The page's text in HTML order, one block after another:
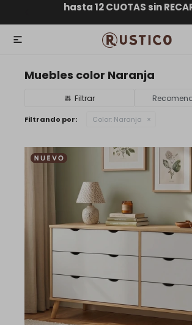
ENVÍOS A TODO EL PAÍS
GARANTÍA DE
hasta 12 CUOTAS sin
ENVÍO GRATIS dentro de

Muebles color Naranja
Filtrando por: Color: Naranja